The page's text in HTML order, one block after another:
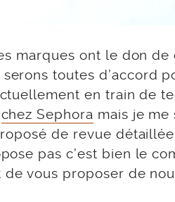
marques ont le don
toutes d’accord
en train de
chez Sephora mais je
de revue
pas c’est bien le
vous proposer de